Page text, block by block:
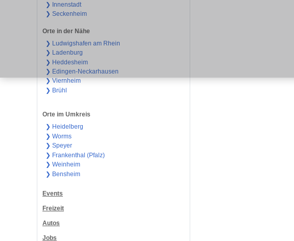
❯ Innenstadt
❯ Seckenheim
Orte in der Nähe
❯ Ludwigshafen am Rhein
❯ Ladenburg
❯ Heddesheim
❯ Edingen-Neckarhausen
❯ Viernheim
❯ Brühl
Orte im Umkreis
❯ Heidelberg
❯ Worms
❯ Speyer
❯ Frankenthal (Pfalz)
❯ Weinheim
❯ Bensheim
Events
Freizeit
Autos
Jobs